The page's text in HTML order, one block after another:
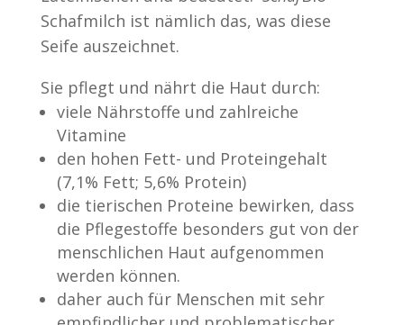
Schafmilch ist nämlich das, was diese
Seife auszeichnet.
Sie pflegt und nährt die Haut durch:
viele Nährstoffe und zahlreiche
Vitamine
den hohen Fett- und Proteingehalt
(7,1% Fett; 5,6% Protein)
die tierischen Proteine bewirken, dass
die Pflegestoffe besonders gut von der
menschlichen Haut aufgenommen
werden können.
daher auch für Menschen mit sehr